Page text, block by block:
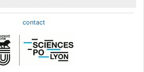
contact